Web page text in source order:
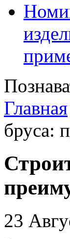
Главная
бруса:
23